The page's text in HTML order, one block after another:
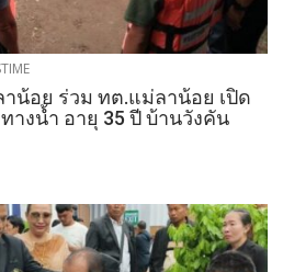
น้อย ร่วม ทต.แม่ลาน้อย เปิด
งน้ำ อายุ 35 ปี บ้านวังคัน